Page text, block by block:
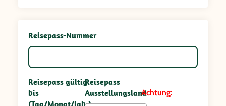
Reisepass-Nummer
Reisepass gültig
bis
Reisepass
AusstellungslandAchtung: